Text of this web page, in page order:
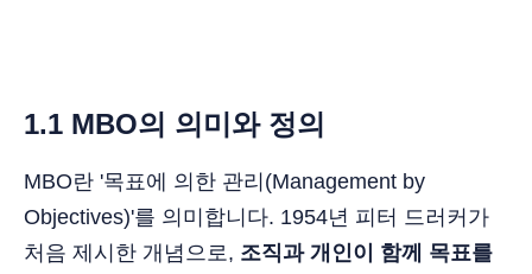
1.1 MBO의 의미와 정의
MBO란 '목표에 의한 관리(Management by
Objectives)'를 의미합니다. 1954년 피터 드러커가
처음 제시한 개념으로, 조직과 개인이 함께 목표를